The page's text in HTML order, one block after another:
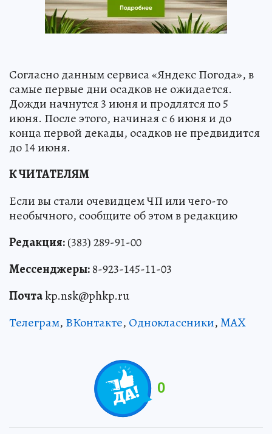
Согласно данным сервиса «Яндекс Погода», в
самые первые дни осадков не ожидается.
Дожди начнутся 3 июня и продлятся по 5
июня. После этого, начиная с 6 июня и до
конца первой декады, осадков не предвидится
до 14 июня.
К ЧИТАТЕЛЯМ
Если вы стали очевидцем ЧП или чего-то
необычного, сообщите об этом в редакцию
Редакция:(383) 289-91-00
Мессенджеры:8-923-145-11-03
Почтаkp.nsk@phkp.ru
Телеграм, ВКонтакте, Одноклассники,MAX
0